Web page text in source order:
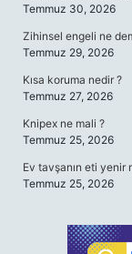
Temmuz 30, 2026
Zihinsel engeli ne
Temmuz 29, 2026
Kısa koruma nedir ?
Temmuz 27, 2026
Knipex ne mali ?
Temmuz 25, 2026
Ev tavşanın eti yenir
Temmuz 25, 2026